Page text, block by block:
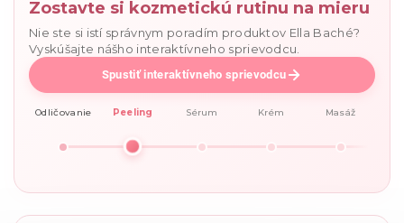
Zostavte si kozmetickú rutinu na mieru
Nie ste si istí správnym poradím produktov Ella Baché?
Vyskúšajte nášho interaktívneho sprievodcu.
Spustiť interaktívneho sprievodcu
Odličovanie Peeling Sérum Krém Masáž